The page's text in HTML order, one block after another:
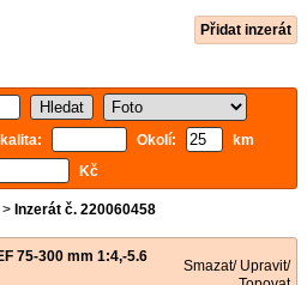
Přidat inzerát
Okolí:
km
Kč
> Inzerát č. 220060458
75-300 mm 1:4,-5.6
Smazat/ Upravit/